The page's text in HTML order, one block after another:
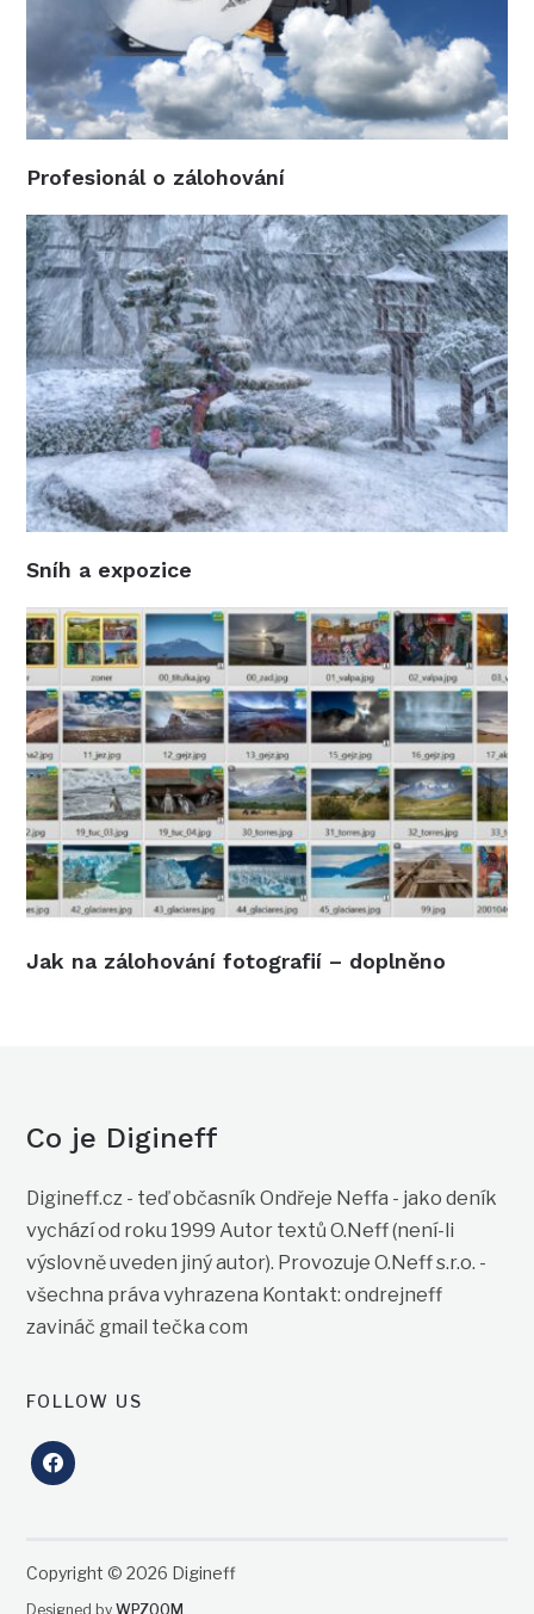
Profesionál o zálohování
Sníh a expozice
Jak na zálohování fotografií – doplněno
Co je Digineff
Digineff.cz - teď občasník Ondřeje Neffa - jako deník
vychází od roku 1999 Autor textů O.Neff (není-li
výslovně uveden jiný autor). Provozuje O.Neff s.r.o. -
všechna práva vyhrazena Kontakt: ondrejneff
zavináč gmail tečka com
FOLLOW US
facebook
Copyright © 2026 Digineff
Designed byWPZOOM